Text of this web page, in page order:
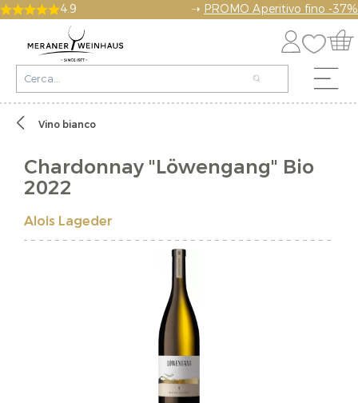
4.9 ➝ PROMO Aperitivo fino -37%
Vino bianco
Chardonnay "Löwengang" Bio
2022
Alois Lageder